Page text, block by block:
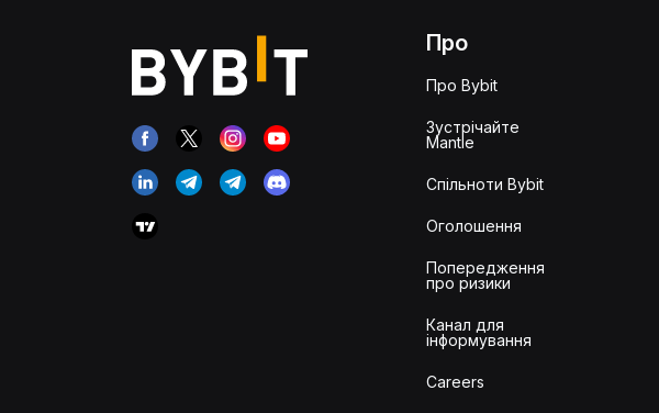
Про
Про Bybit
Зустрічайте
Mantle
Спільноти Bybit
Оголошення
Попередження
про ризики
Канал для
інформування
Careers